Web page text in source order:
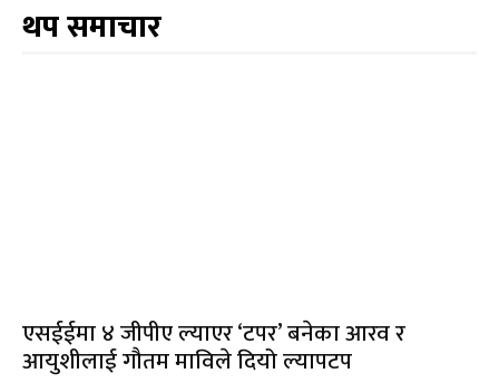
थप समाचार
एसईईमा ४ जीपीए ल्याएर ‘टपर’ बनेका आरव र
आयुशीलाई गौतम माविले दियो ल्यापटप